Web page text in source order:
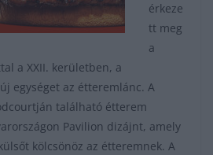
érkeze
tt meg
a
a XXII. kerületben, a
egységet az étteremlánc. A
található étterem
Pavilion dizájnt, amely
kölcsönöz az étteremnek. A